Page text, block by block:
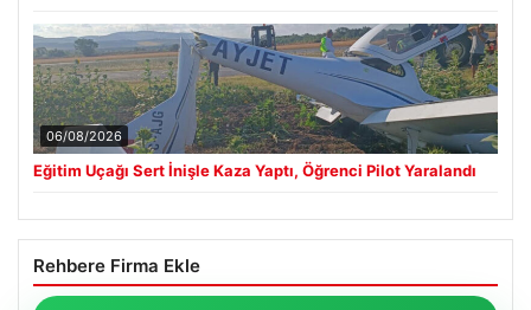
06/08/2026
Eğitim Uçağı Sert İnişle Kaza Yaptı, Öğrenci Pilot Yaralandı
Rehbere Firma Ekle